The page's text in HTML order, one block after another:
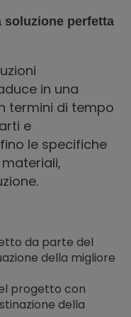
soluzione perfetta
in una
termini di tempo
e
le specifiche
da parte del
della migliore
progetto con
della